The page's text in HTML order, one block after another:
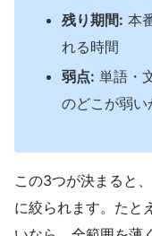
残り期間: 本
れる時間
弱点: 単語・
のどこが弱い
この3つが決まると
に絞られます。たと